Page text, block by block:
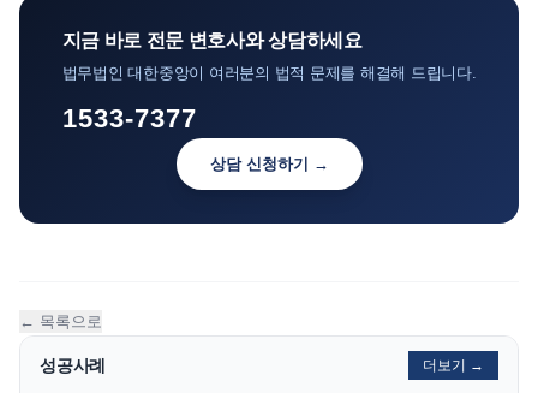
지금 바로 전문 변호사와 상담하세요
법무법인 대한중앙이 여러분의 법적 문제를 해결해 드립니다.
1533-7377
상담 신청하기 →
← 목록으로
성공사례 더보기 →